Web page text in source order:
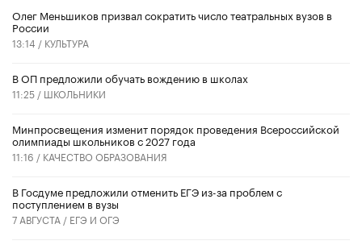
Олег Меньшиков призвал сократить число театральных вузов в
России
13:14 / КУЛЬТУРА
В ОП предложили обучать вождению в школах
11:25 / ШКОЛЬНИКИ
Минпросвещения изменит порядок проведения Всероссийской
олимпиады школьников с 2027 года
11:16 / КАЧЕСТВО ОБРАЗОВАНИЯ
В Госдуме предложили отменить ЕГЭ из-за проблем с
поступлением в вузы
7 АВГУСТА / ЕГЭ И ОГЭ